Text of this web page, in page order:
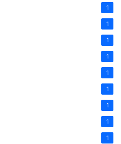
1
1
1
1
1
1
1
1
1